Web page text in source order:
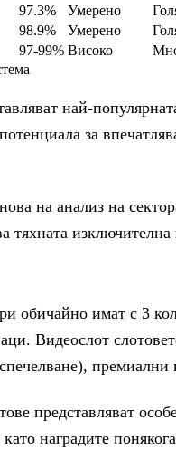
97.3% Умерено
98.9% Умерено
97-99% Високо
най-
за
на анализ на
тяхната
обичайно имат с 3
Видеослот
представляват
наградите